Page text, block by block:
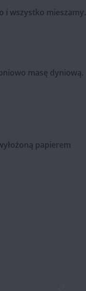
i wszystko mieszamy.
masę dyniową.
papierem